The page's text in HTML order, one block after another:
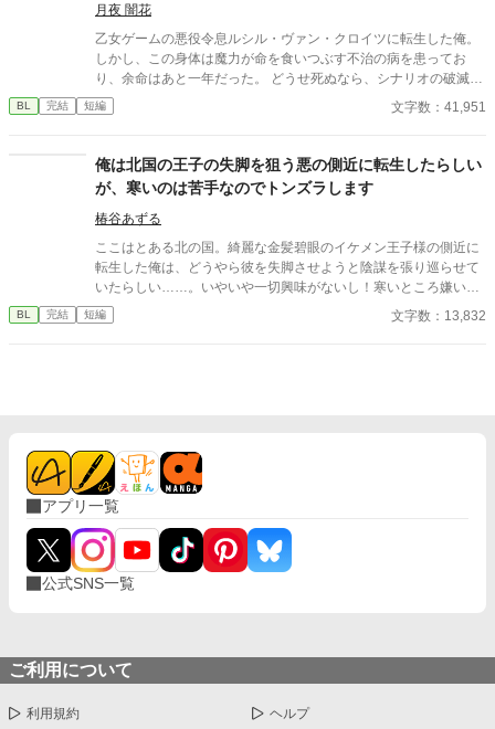
月夜 闇花
乙女ゲームの悪役令息ルシル・ヴァン・クロイツに転生した俺。
しかし、この身体は魔力が命を食いつぶす不治の病を患ってお
り、余命はあと一年だった。 どうせ死ぬなら、シナリオの破滅フ
ラグを回避し、誰の記憶にも残らず静かに消え去りたい。 そう願
って王太子アルフレッドに婚約破棄を申し出た。 ――だが、それ
るで死人のようだ。……婚約の破棄は認めない」 何も望まず、た
だ消えようとするルシルの儚げな諦観は、逆に攻略対象たちのド
ス黒い支配欲と執着に火をつけてしまう。 ヤンデレ王太子アルフ
レッドの圧倒的な拘束。 実直な騎士ガレッドの盲目的な献身。 天
才魔術師ノアの狂気的な探究。 ルシルが死の淵へ沈み込もうとし
たとき、三人は神の理に逆らう禁忌の魔術を実行する。 それは、
自らの命と魔力をルシルの身体へ直接繋ぎ止める『命の共有契
約』だった――。 「君はもう、どこへも行けない。永遠に、私た
ちと共にあるんだ」 死んで逃げることすら許されない豪奢な鳥籠
BL 完結 短編 文字数：41,951
俺は北国の王子の失脚を狙う悪の側近に転生したらしい
が、寒いのは苦手なのでトンズラします
椿谷あずる
ここはとある北の国。綺麗な金髪碧眼のイケメン王子様の側近に
転生した俺は、どうやら彼を失脚させようと陰謀を張り巡らせて
いたらしい……。いやいや一切興味がないし！寒いところ嫌いだ
し！よし、やめよう！ こうして俺は逃亡することに決めた。
BL 完結 短編 文字数：13,832
アプリ一覧
公式SNS一覧
ご利用について
利用規約 ヘルプ